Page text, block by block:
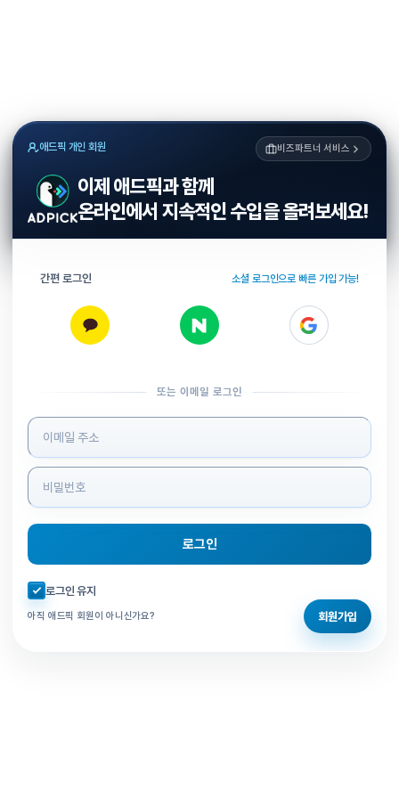
애드픽 개인 회원 비즈파트너 서비스
이제 애드픽과 함께
온라인에서 지속적인 수입을 올려보세요!
간편 로그인 소셜 로그인으로 빠른 가입 가능!
또는 이메일 로그인
로그인 정보 입력
로그인
자동로그인 체크
로그인 유지
아직 애드픽 회원이 아니신가요? 회원가입